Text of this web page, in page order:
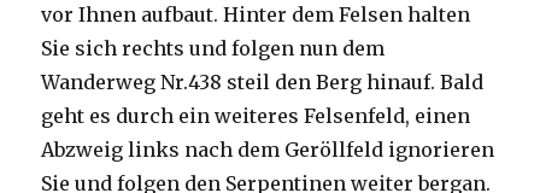
vor Ihnen aufbaut. Hinter dem Felsen halten
Sie sich rechts und folgen nun dem
Wanderweg Nr.438 steil den Berg hinauf. Bald
geht es durch ein weiteres Felsenfeld, einen
Abzweig links nach dem Geröllfeld ignorieren
Sie und folgen den Serpentinen weiter bergan.